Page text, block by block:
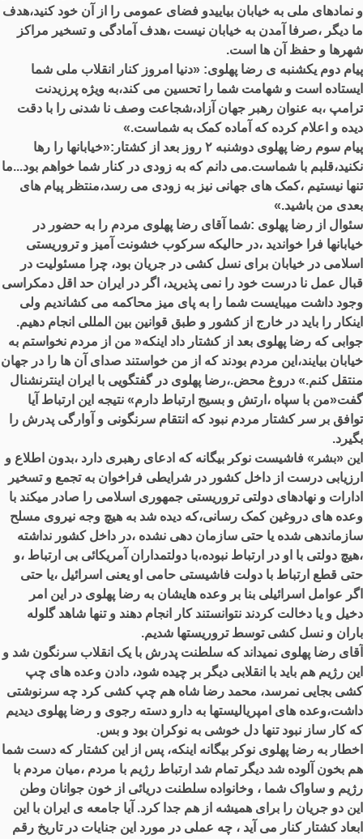
و نمادهای ملی به خیابان بیاییدو فضای عمومی را از آن خود کنید،هدف
ما دیگر ،صرفا آمدن به خیابان نیست ،هدف آمادگی و تسخیر مراکز
شهرها و حفظ آن ها است.
پیام دوم یکشنبه ی رضا پهلوی: «دنیا امروز کنار انقلاب ملی شما
ایستاده است و شهامت شما را تحسین می کند،به ویژه پرزیدنت
ترامپ ،به عنوان رهبر جهان آزاد،شجاعت وصف نا شدنی را با دقت
دیده و اعلام کرده که آماده کمک به شماست.»
پیام سوم رضا پهلوی دوشنبه ۲ روز بعد از کشتار:«خیابانها را رها
نکنید،قلبم با شماست.می دانم که به زودی در کنار شما خواهم بود...ما
تنها نیستیم ،کمک های جهانی نیز به زودی می رسد،منتظر پیام های
بعدی من باشید.»
سئوال از رضا پهلوی :شما آقای رضا پهلوی مردم را به حضور در
خیابانها فرا خواندید ،در حالیکه سرکوب خشونت آمیز و تروریستی
اسلامی در خیابان برای نسل کشی در جریان بود، چرا مسئولیت در
قبال عمل نا درست خود را نمی پذیرید، اگر در ایران حد اقل دمکراسی
وجود داشت میبایست شما را به پای میز محاکمه می کشاندیم ولی
اینکار را باید در خارج از کشور و طبق قوانین بین المللی انجام دهیم.
جوابی که رضا پهلوی بعد از کشتار داد اینکه« من از مردم نخواستم به
خیابان بیایند،این مردم بودند که از من خواستند صدای آن ها را در جهان
منتقل کنم.» دروغ محض.،رضا پهلوی در گفتگويی با ایران اینترنشنال
گفت«من با سپاه ،ارتش و بسیج ارتباط دارم» نتیجه این ارتباط آیا
توافق بر سر کشتار مردم نبود که انتقام سرنگونی و آوارگی پدرش را
بگیرد.
این «بشر» فاشیست نوکر بیگانه که ادعای رهبری دارد ،بدون اطلاع و
ارزیابی درست از داخل کشور در شرایطی فراخوان به تجمع و تسخیر
ادارات و نهادهای دولتی تروریستی جمهوری اسلامی را صادر میکند با
وعده های دروغین کمک رسانی،که دیده شد به هیچ وجه نیروی مسلح
سازماندهی شده یا حتی سازمان دهی نشده ،در داخل کشور نداشته
،هیچ دولتی با او در ارتباط نبوده،با دولتمداران آمریکائی بی ارتباط ،و
حتی قطع ارتباط با دولت فاشیستی حامی او یعنی اسرائیل ،یا حتی
اگر عوامل اسرائیلی بنا بر وعده هایشان به رضا پهلوی در این امر
دخیل و یا دخالت کردند نتوانستند کار انجام دهند و تنها شاهد گلوله
باران و نسل کشی توسط تروریستها شدیم.
آقای رضا پهلوی نمیداند که سلطنت پدرش با یک انقلاب سرنگون شد و
این رژیم هم باید با انقلابی دیگر بر چیده شود، دادن وعده های چپ
کشی بجایی نمرسد، محمد رضا شاه هم چپ کشی کرد چه سرنوشتی
داشت،وعده های امپریالیستها به دارو دسته رجوی و رضا پهلوی دیدیم
که کار ساز نبود تنها دل خوشی به نوکران بود و بس.
اخطار به رضا پهلوی نوکر بیگانه اینکه، پس از این کشتار که دست شما
هم بخون آلوده شد دیگر تمام شد ارتباط رژیم با مردم ،میان مردم با
رژیم و ساواک شما ، وخانواده سلطنت دریائی از خون جوانان وطن
این دو جریان را برای همیشه از هم جدا کرد. آیا جامعه ی ایران با این
ابعاد کشتار کنار می آید ، چه عملی در مورد این جنایات در تاریخ رقم